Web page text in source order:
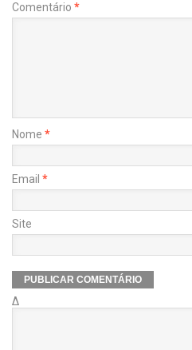
Comentário *
Nome *
Email *
Site
Δ